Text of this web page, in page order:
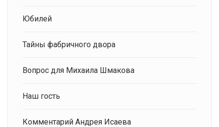
Юбилей
Тайны фабричного двора
Вопрос для Михаила Шмакова
Наш гость
Комментарий Андрея Исаева